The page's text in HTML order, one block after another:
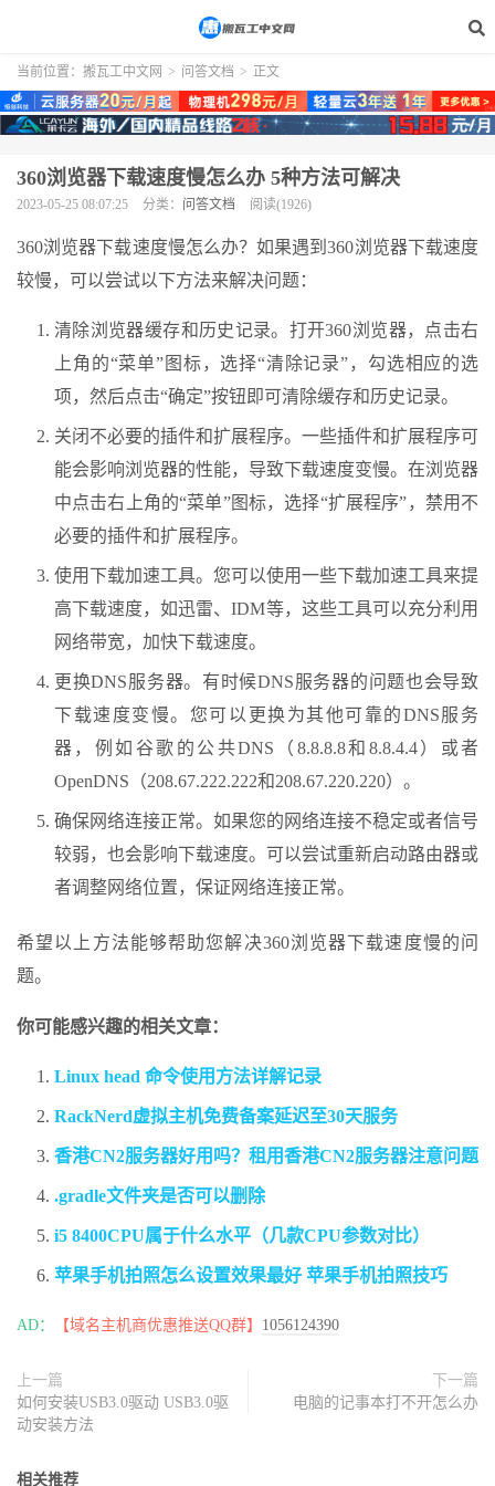
当前位置： 搬瓦工中文网 > 问答文档 > 正文
360浏览器下载速度慢怎么办 5种方法可解决
2023-05-25 08:07:25 分类： 问答文档 阅读(1926)
360浏览器下载速度慢怎么办？如果遇到360浏览器下载速度
较慢，可以尝试以下方法来解决问题：
清除浏览器缓存和历史记录。打开360浏览器，点击右
上角的“菜单”图标，选择“清除记录”，勾选相应的选
项，然后点击“确定”按钮即可清除缓存和历史记录。
关闭不必要的插件和扩展程序。一些插件和扩展程序可
能会影响浏览器的性能，导致下载速度变慢。在浏览器
中点击右上角的“菜单”图标，选择“扩展程序”，禁用不
必要的插件和扩展程序。
使用下载加速工具。您可以使用一些下载加速工具来提
高下载速度，如迅雷、IDM等，这些工具可以充分利用
网络带宽，加快下载速度。
更换DNS服务器。有时候DNS服务器的问题也会导致
下载速度变慢。您可以更换为其他可靠的DNS服务
器，例如谷歌的公共DNS（8.8.8.8和8.8.4.4）或者
OpenDNS（208.67.222.222和208.67.220.220）。
确保网络连接正常。如果您的网络连接不稳定或者信号
较弱，也会影响下载速度。可以尝试重新启动路由器或
者调整网络位置，保证网络连接正常。
希望以上方法能够帮助您解决360浏览器下载速度慢的问
题。
你可能感兴趣的相关文章：
Linux head 命令使用方法详解记录
RackNerd虚拟主机免费备案延迟至30天服务
香港CN2服务器好用吗？租用香港CN2服务器注意问题
.gradle文件夹是否可以删除
i5 8400CPU属于什么水平（几款CPU参数对比）
苹果手机拍照怎么设置效果最好 苹果手机拍照技巧
AD： 【域名主机商优惠推送QQ群】 1056124390
上一篇
如何安装USB3.0驱动 USB3.0驱
动安装方法
下一篇
电脑的记事本打不开怎么办
相关推荐